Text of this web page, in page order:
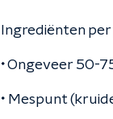
Ingrediënten
•Ongeveer 50-
• Mespunt